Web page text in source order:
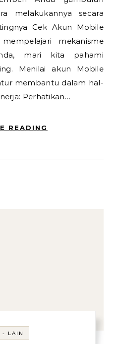
melakukannya secara
Cek Akun Mobile
mekanisme
mari kita pahami
Menilai akun Mobile
membantu dalam hal-
Perhatikan…
READING
- LAIN